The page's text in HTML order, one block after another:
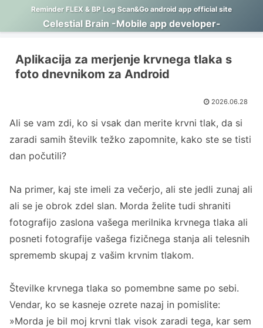
Reminder FLEX & BP Log Scan&Go android app official site
Celestial Brain -Mobile app developer-
Aplikacija za merjenje krvnega tlaka s
foto dnevnikom za Android
2026.06.28
Ali se vam zdi, ko si vsak dan merite krvni tlak, da si
zaradi samih številk težko zapomnite, kako ste se tisti
dan počutili?
Na primer, kaj ste imeli za večerjo, ali ste jedli zunaj ali
ali se je obrok zdel slan. Morda želite tudi shraniti
fotografijo zaslona vašega merilnika krvnega tlaka ali
posneti fotografije vašega fizičnega stanja ali telesnih
sprememb skupaj z vašim krvnim tlakom.
Številke krvnega tlaka so pomembne same po sebi.
Vendar, ko se kasneje ozrete nazaj in pomislite:
»Morda je bil moj krvni tlak visok zaradi tega, kar sem